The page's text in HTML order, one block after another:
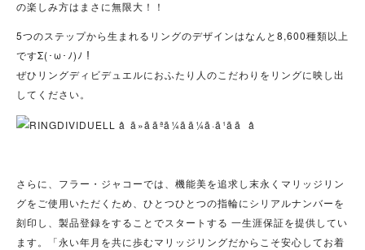
の楽しみ方はまさに無限大！！
5つのステップから生まれるリングのデザインはなんと8,600種類以上
ですΣ(･ω･ﾉ)ﾉ！
ぜひリングディビデュエルにおふたり人のこだわりをリングに映し出
してください。
さらに、フラー・ジャコーでは、機能美を追求し末永くマリッジリン
グをご使用いただくため、ひとつひとつの指輪にシリアルナンバーを
刻印し、製品登録をすることでスタートする 一生涯保証を提供してい
ます。「永い年月を共に歩むマリッジリングだからこそ安心してお着